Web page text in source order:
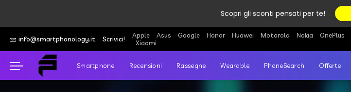
Scopri gli sconti pensati per te!
info@smartphonology.it Scrivici! Apple Asus Google Honor Huawei Motorola Nokia OnePlus
Xiaomi
Smartphone Recensioni Rassegne Wearable PhoneSearch Offerte